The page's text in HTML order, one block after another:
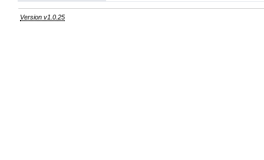
Version v1.0.25